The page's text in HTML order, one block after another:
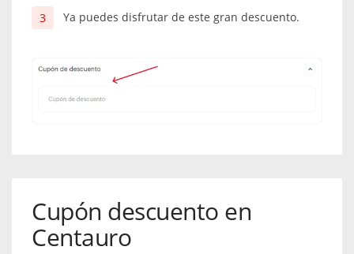
Ya puedes disfrutar de este gran descuento.
Cupón descuento en
Centauro